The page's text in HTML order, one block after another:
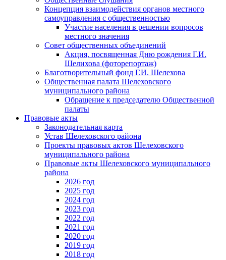
Концепция взаимодействия органов местного
самоуправления с общественностью
Участие населения в решении вопросов
местного значения
Совет общественных объединений
Акция, посвященная Дню рождения Г.И.
Шелихова (фоторепортаж)
Благотворительный фонд Г.И. Шелехова
Общественная палата Шелеховского
муниципального района
Обращение к председателю Общественной
палаты
Правовые акты
Законодательная карта
Устав Шелеховского района
Проекты правовых актов Шелеховского
муниципального района
Правовые акты Шелеховского муниципального
района
2026 год
2025 год
2024 год
2023 год
2022 год
2021 год
2020 год
2019 год
2018 год